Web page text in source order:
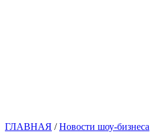
ГЛАВНАЯ /Новости шоу-бизнеса